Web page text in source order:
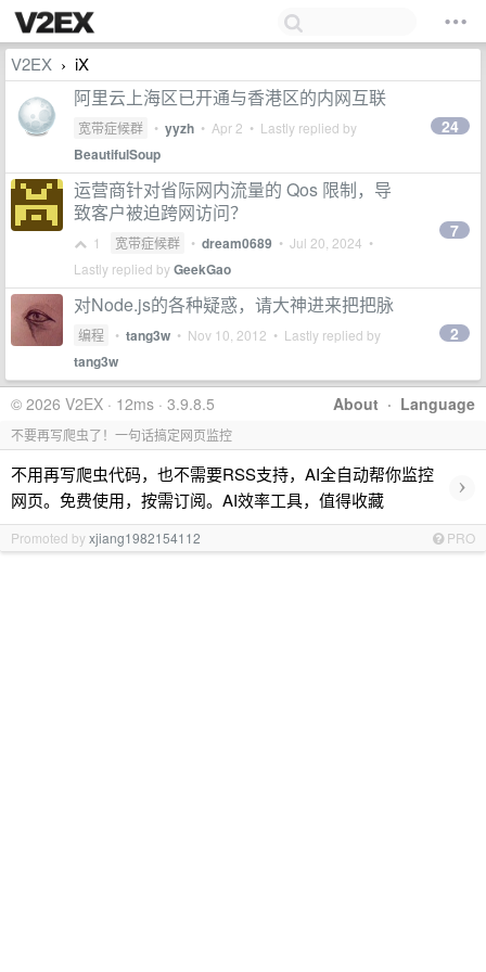
V2EX › iX
阿里云上海区已开通与香港区的内网互联
宽带症候群 • yyzh • Apr 2 • Lastly replied by
BeautifulSoup
24
运营商针对省际网内流量的 Qos 限制，导
致客户被迫跨网访问？
1 宽带症候群 • dream0689 • Jul 20, 2024 •
Lastly replied byGeekGao
7
对Node.js的各种疑惑，请大神进来把把脉
编程 • tang3w • Nov 10, 2012 • Lastly replied by
tang3w
2
About · Language
© 2026 V2EX · 12ms · 3.9.8.5
不要再写爬虫了！一句话搞定网页监控
不用再写爬虫代码，也不需要RSS支持，AI全自动帮你监控
网页。免费使用，按需订阅。AI效率工具，值得收藏
›
Promoted byxjiang1982154112 PRO